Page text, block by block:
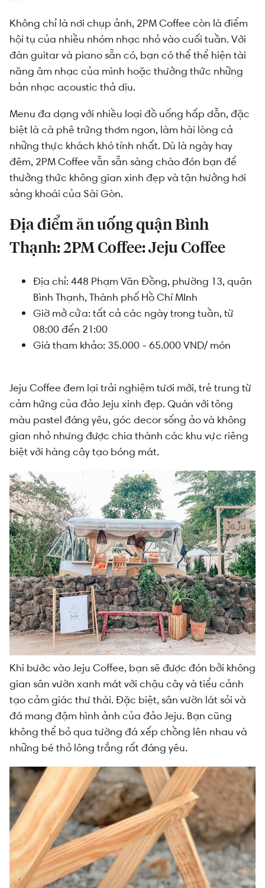
Không chỉ là nơi chụp ảnh, 2PM Coffee còn là điểm
hội tụ của nhiều nhóm nhạc nhỏ vào cuối tuần. Với
đàn guitar và piano sẵn có, bạn có thể thể hiện tài
năng âm nhạc của mình hoặc thưởng thức những
bản nhạc acoustic thả dịu.
Menu đa dạng với nhiều loại đồ uống hấp dẫn, đặc
biệt là cà phê trứng thơm ngon, làm hài lòng cả
những thực khách khó tính nhất. Dù là ngày hay
đêm, 2PM Coffee vẫn sẵn sàng chào đón bạn để
thưởng thức không gian xinh đẹp và tận hưởng hơi
sảng khoái của Sài Gòn.
Địa điểm ăn uống quận Bình
Thạnh: 2PM Coffee: Jeju Coffee
Địa chỉ: 448 Phạm Văn Đồng, phường 13, quận
Bình Thạnh, Thành phố Hồ Chí MInh
Giờ mở cửa: tất cả các ngày trong tuần, từ
08:00 đến 21:00
Giá tham khảo: 35.000 - 65.000 VND/ món
Jeju Coffee đem lại trải nghiệm tươi mới, trẻ trung từ
cảm hứng của đảo Jeju xinh đẹp. Quán với tông
màu pastel đáng yêu, góc decor sống ảo và không
gian nhỏ nhưng được chia thành các khu vực riêng
biệt với hàng cây tạo bóng mát.
Khi bước vào Jeju Coffee, bạn sẽ được đón bởi không
gian sân vườn xanh mát với chậu cây và tiểu cảnh
tạo cảm giác thư thái. Đặc biệt, sân vườn lát sỏi và
đá mang đậm hình ảnh của đảo Jeju. Bạn cũng
không thể bỏ qua tường đá xếp chồng lên nhau và
những bé thỏ lông trắng rất đáng yêu.